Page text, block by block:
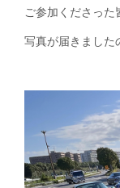
ご参加くださった
写真が届きまし